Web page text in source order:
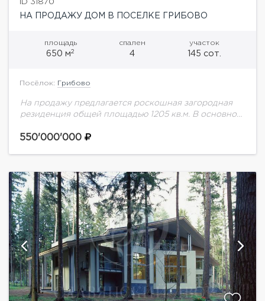
ID 31870
НА ПРОДАЖУ ДОМ В ПОСЕЛКЕ ГРИБОВО
площадь
650 м2
спален
4
участок
145 сот.
Посёлок: Грибово
На продажу предлагается роскошная загородная
резиденция общей площадью 1205 кв.м. В основном
поделено на общую, приватную, гостевую и
550'000'000